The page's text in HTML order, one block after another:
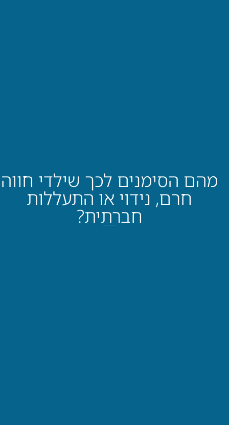
מהם הסימנים לכך שילדי חווה
חרם, נידוי או התעללות
חברתית?